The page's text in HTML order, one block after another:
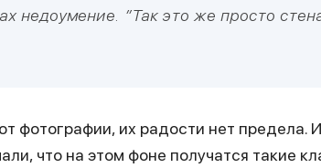
недоумение. ”Так это же просто
фотографии, их радости нет предела.
что на этом фоне получатся такие